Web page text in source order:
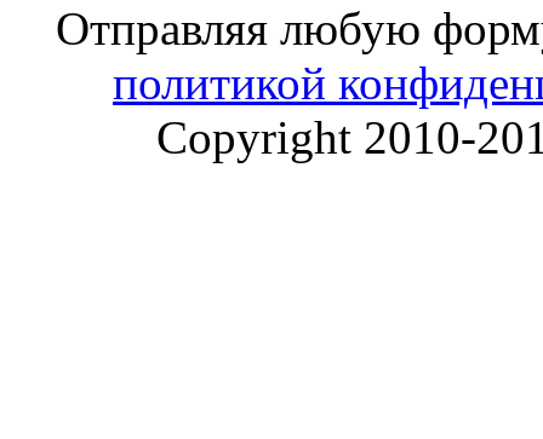
Отправляя любую
политикой
Copyright 2010-